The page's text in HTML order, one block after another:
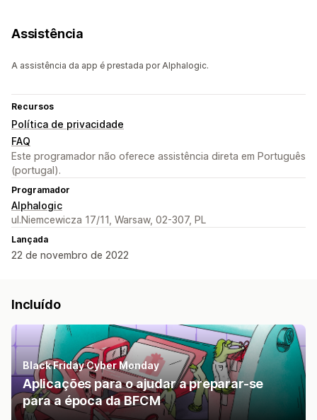
Assistência
A assistência da app é prestada por Alphalogic.
Recursos
Política de privacidade
FAQ
Este programador não oferece assistência direta em Português
(portugal).
Programador
Alphalogic
ul.Niemcewicza 17/11, Warsaw, 02-307, PL
Lançada
22 de novembro de 2022
Incluído
Black Friday Cyber Monday
Aplicações para o ajudar a preparar-se
para a época da BFCM